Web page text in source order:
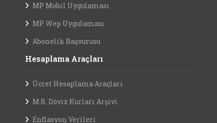
MP Mobil Uygulaması
MP Wep Uygulaması
Abonelik Başvurusu
Hesaplama Araçları
Ücret Hesaplama Araçları
M.B. Döviz Kurları Arşivi
Enflasyon Verileri